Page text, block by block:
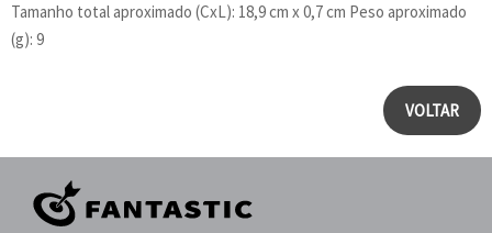
Tamanho total aproximado (CxL): 18,9 cm x 0,7 cm Peso aproximado
(g): 9
VOLTAR